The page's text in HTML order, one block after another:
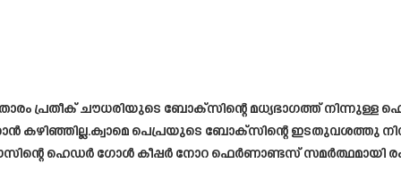
പ്രതീക് ചൗധരിയുടെ ബോക്സിന്റെ മധ്യഭാഗത്ത് നിന്നുള്ള
കഴിഞ്ഞില്ല.ക്വാമെ പെപ്രയുടെ ബോക്സിന്റെ ഇടതുവശത്തു
ഹെഡർ ഗോൾ കീപ്പർ നോറ ഫെർണാണ്ടസ് സമർത്ഥമായി